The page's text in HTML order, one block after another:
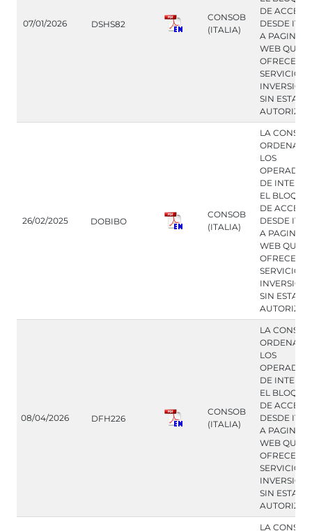
07/01/2026 DSHS82
CONSOB
(ITALIA)
DE ACCESO
DESDE
A PAGINAS
WEB QUE
OFRECEN
SERVICIOS
INVERSION
SIN ESTAR
26/02/2025 DOBIBO
CONSOB
(ITALIA)
LA CONSOB
ORDENA A
LOS
DE
EL
DE ACCESO
DESDE
A PAGINAS
WEB QUE
OFRECEN
SERVICIOS
INVERSION
SIN ESTAR
08/04/2026 DFH226
CONSOB
(ITALIA)
LA CONSOB
ORDENA A
LOS
DE
EL
DE ACCESO
DESDE
A PAGINAS
WEB QUE
OFRECEN
SERVICIOS
INVERSION
SIN ESTAR
LA CONSOB